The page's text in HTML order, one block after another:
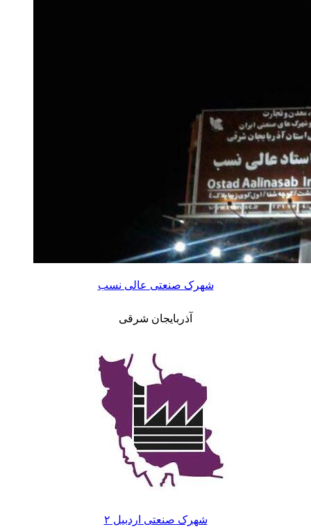
شهرک صنعتی عالی نسب
آذربایجان شرقی
شهرک صنعتی اردبیل ۲